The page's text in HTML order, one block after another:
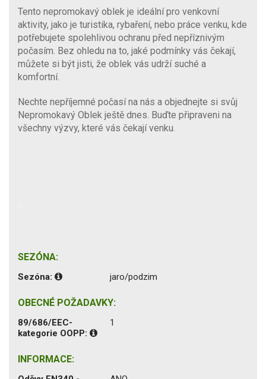
Tento nepromokavý oblek je ideální pro venkovní
aktivity, jako je turistika, rybaření, nebo práce venku, kde
potřebujete spolehlivou ochranu před nepříznivým
počasím. Bez ohledu na to, jaké podmínky vás čekají,
můžete si být jisti, že oblek vás udrží suché a
komfortní.
Nechte nepříjemné počasí na nás a objednejte si svůj
Nepromokavý Oblek ještě dnes. Buďte připraveni na
všechny výzvy, které vás čekají venku.
SEZÓNA:
Sezóna: jaro/podzim
OBECNÉ POŽADAVKY:
89/686/EEC-
kategorie OOPP:
1
INFORMACE: